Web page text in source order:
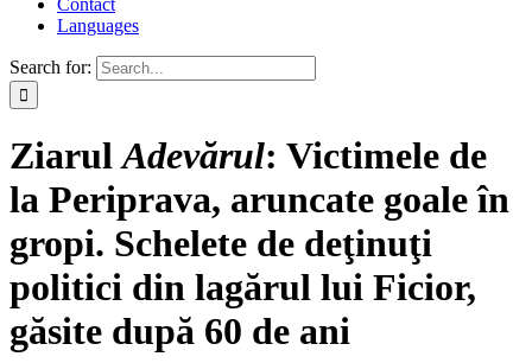
Contact
Languages
Search for:
ZiarulAdevărul: Victimele de
la Periprava, aruncate goale în
gropi. Schelete de deţinuţi
politici din lagărul lui Ficior,
găsite după 60 de ani